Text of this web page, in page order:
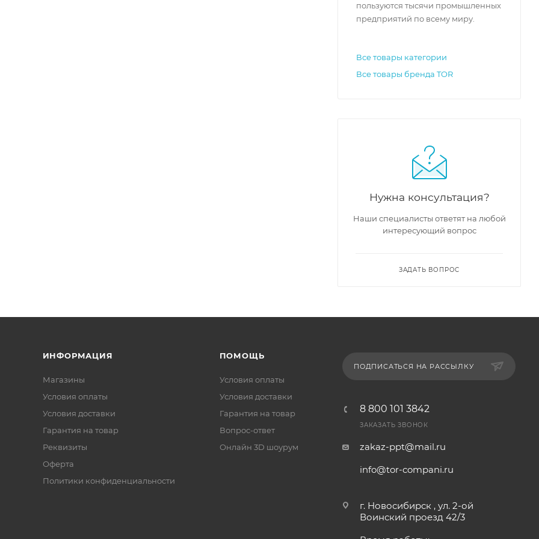
пользуются тысячи промышленных
предприятий по всему миру.
Все товары категории
Все товары бренда TOR
Нужна консультация?
Наши специалисты ответят на любой
интересующий вопрос
ЗАДАТЬ ВОПРОС
ИНФОРМАЦИЯ
Магазины
Условия оплаты
Условия доставки
Гарантия на товар
Реквизиты
Оферта
Политики конфиденциальности
ПОМОЩЬ
Условия оплаты
Условия доставки
Гарантия на товар
Вопрос-ответ
Онлайн 3D шоурум
ПОДПИСАТЬСЯ НА РАССЫЛКУ
8 800 101 3842
ЗАКАЗАТЬ ЗВОНОК
zakaz-ppt@mail.ru
info@tor-compani.ru
г. Новосибирск , ул. 2-ой
Воинский проезд 42/3